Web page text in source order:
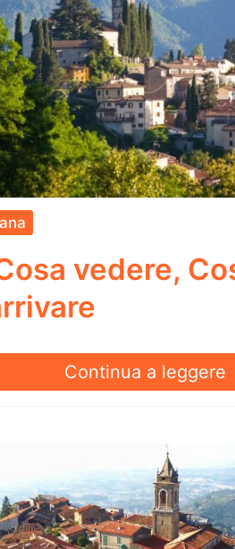
vedere,
Barga:
Cosa
Fare
e
Come
Continua a leggere